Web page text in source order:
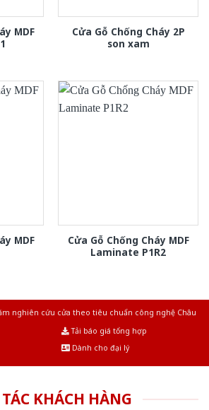
MDF
Cửa Gỗ Chống Cháy 2P
son xam
MDF
Cửa Gỗ Chống Cháy MDF
Laminate P1R2
nghiên cứu cửa theo tiêu chuẩn công nghệ Châu
Tải báo giá tổng hợp
Dành cho đại lý
KHÁCH HÀNG